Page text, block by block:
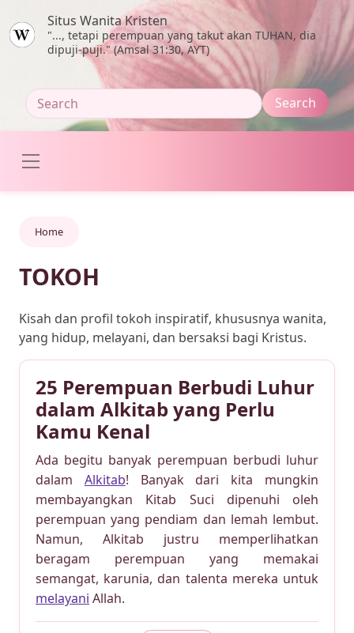
Situs Wanita Kristen
"..., tetapi perempuan yang takut akan TUHAN, dia
dipuji-puji." (Amsal 31:30, AYT)
Home
TOKOH
Kisah dan profil tokoh inspiratif, khususnya wanita,
yang hidup, melayani, dan bersaksi bagi Kristus.
25 Perempuan Berbudi Luhur
dalam Alkitab yang Perlu
Kamu Kenal
Ada begitu banyak perempuan berbudi luhur
dalam Alkitab! Banyak dari kita mungkin
membayangkan Kitab Suci dipenuhi oleh
perempuan yang pendiam dan lemah lembut.
Namun, Alkitab justru memperlihatkan
beragam perempuan yang memakai
semangat, karunia, dan talenta mereka untuk
melayani Allah.